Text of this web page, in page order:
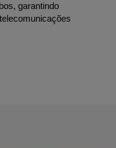
garantindo